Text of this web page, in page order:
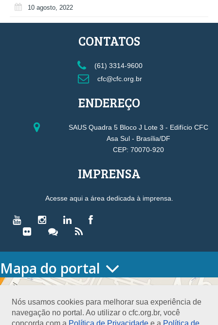
10 agosto, 2022
Nós usamos cookies para melhorar sua experiência de
navegação no portal. Ao utilizar o cfc.org.br, você
concorda com a Política de Privacidade e a Política de
CONTATOS
(61) 3314-9600
cfc@cfc.org.br
ENDEREÇO
SAUS Quadra 5 Bloco J Lote 3 - Edifício CFC
Asa Sul - Brasília/DF
CEP: 70070-920
IMPRENSA
Acesse aqui a área dedicada à imprensa.
Mapa do portal
HOME
Conselho Diretor
Nossa Sede